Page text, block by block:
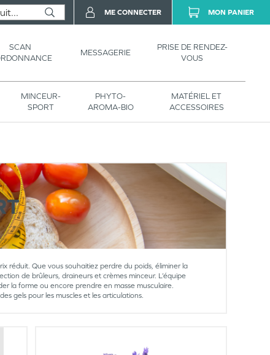
SCAN
MESSAGERIE
PRISE DE RENDEZ-
VOUS
MINCEUR-
SPORT
PHYTO-
AROMA-BIO
MATÉRIEL ET
ACCESSOIRES
ME CONNECTER MON PANIER
réduit. Que vous souhaitiez perdre du poids, éliminer la
de brûleurs, draineurs et crèmes minceur. L’équipe
la forme ou encore prendre en masse musculaire.
gels pour les muscles et les articulations.